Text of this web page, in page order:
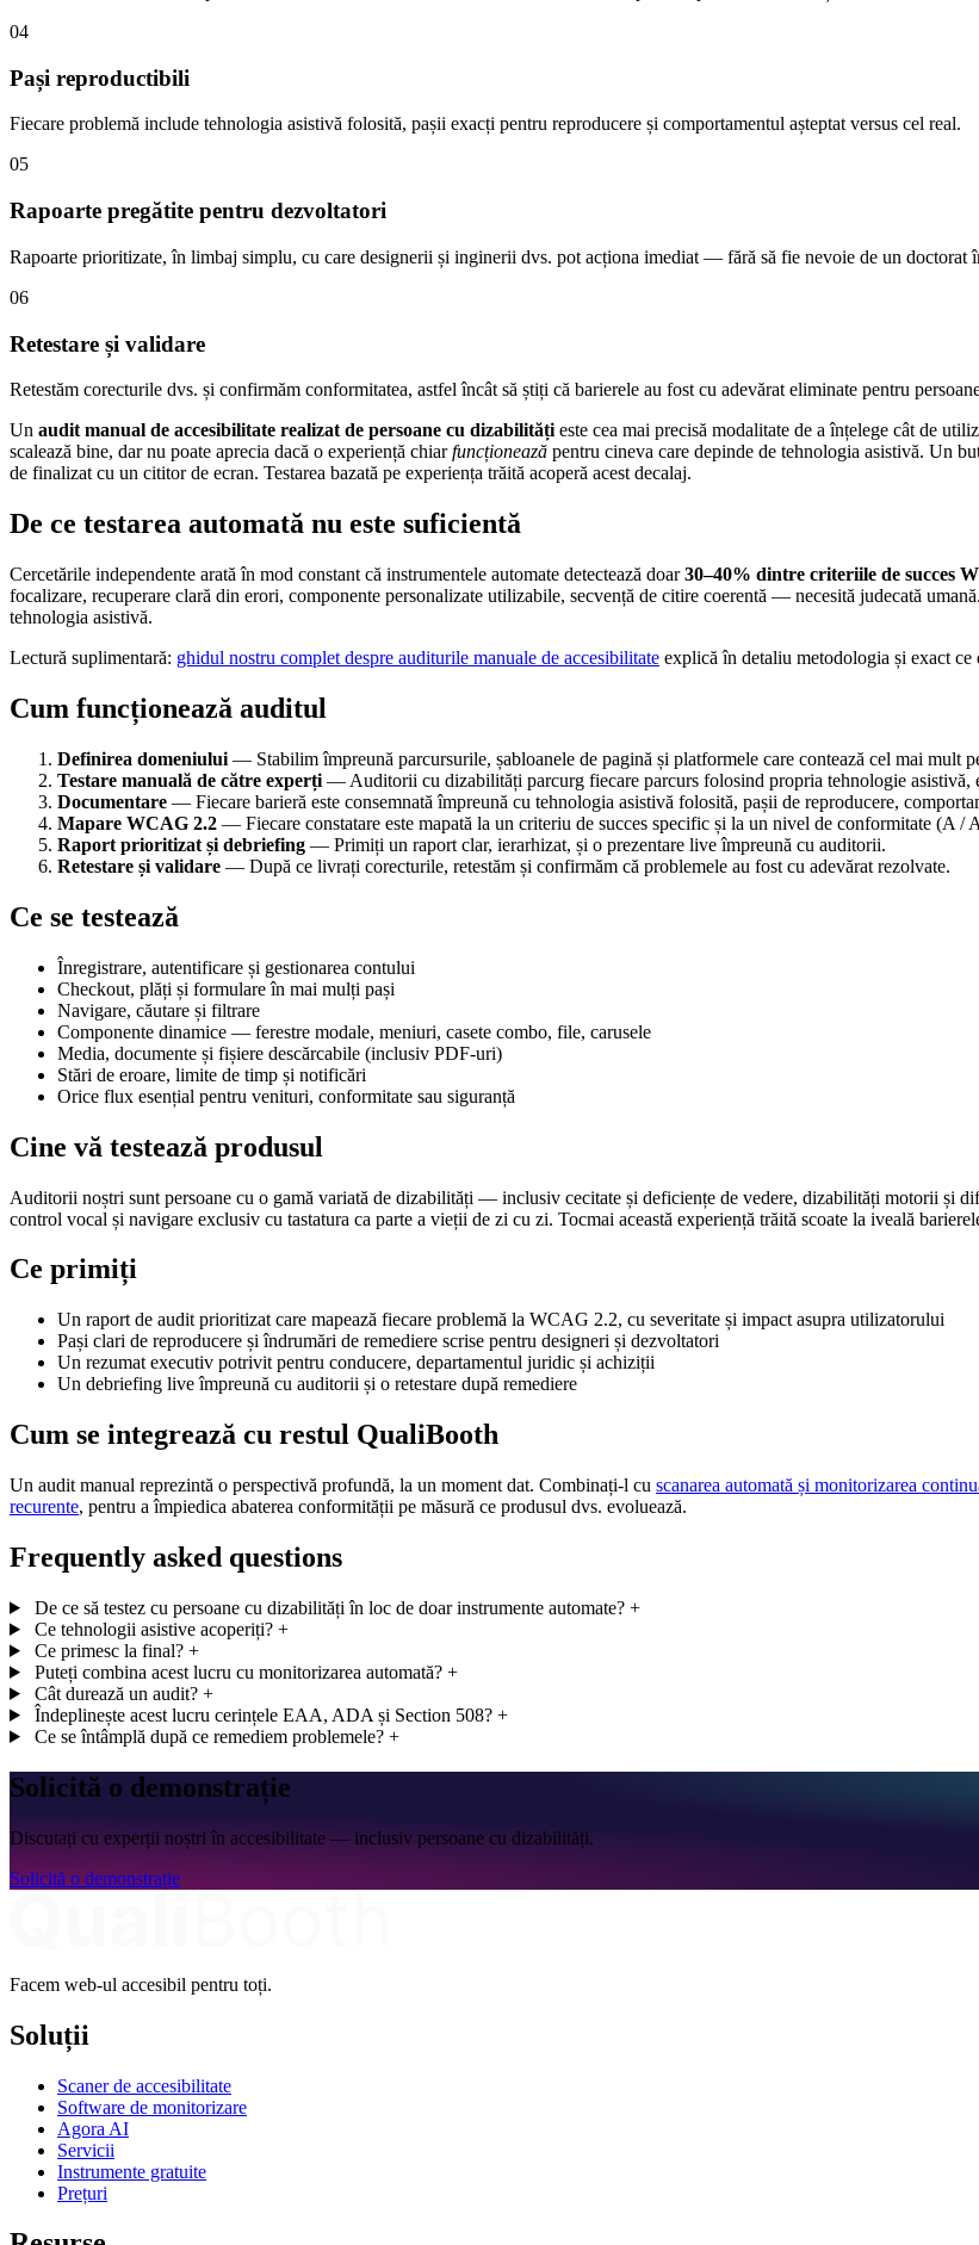
04
Pași reproductibili
Fiecare problemă include tehnologia asistivă folosită, pașii exacți pentru reproducere și comportamentul așteptat versus cel real.
05
Rapoarte pregătite pentru dezvoltatori
Rapoarte prioritizate, în limbaj simplu, cu care designerii și inginerii dvs. pot acționa imediat — fără să fie nevoie de un doctorat
06
Retestare și validare
Retestăm corecturile dvs. și confirmăm conformitatea, astfel încât să știți că barierele au fost cu adevărat eliminate pentru
Un audit manual de accesibilitate realizat de persoane cu dizabilități este cea mai precisă modalitate de a înțelege cât de
scalează bine, dar nu poate aprecia dacă o experiență chiarfuncționează pentru cineva care depinde de tehnologia asistivă. Un
de finalizat cu un cititor de ecran. Testarea bazată pe experiența trăită acoperă acest decalaj.
De ce testarea automată nu este suficientă
Cercetările independente arată în mod constant că instrumentele automate detectează doar30–40% dintre criteriile de succes
focalizare, recuperare clară din erori, componente personalizate utilizabile, secvență de citire coerentă — necesită judecată
tehnologia asistivă.
Lectură suplimentară: ghidul nostru complet despre auditurile manuale de accesibilitate explică în detaliu metodologia și exact ce
Cum funcționează auditul
Definirea domeniului — Stabilim împreună parcursurile, șabloanele de pagină și platformele care contează cel mai mult
Testare manuală de către experți — Auditorii cu dizabilități parcurg fiecare parcurs folosind propria tehnologie asistivă,
Documentare — Fiecare barieră este consemnată împreună cu tehnologia asistivă folosită, pașii de reproducere,
Mapare WCAG 2.2 — Fiecare constatare este mapată la un criteriu de succes specific și la un nivel de conformitate (A
Raport prioritizat și debriefing — Primiți un raport clar, ierarhizat, și o prezentare live împreună cu auditorii.
Retestare și validare — După ce livrați corecturile, retestăm și confirmăm că problemele au fost cu adevărat rezolvate.
Ce se testează
Înregistrare, autentificare și gestionarea contului
Checkout, plăți și formulare în mai mulți pași
Navigare, căutare și filtrare
Componente dinamice — ferestre modale, meniuri, casete combo, file, carusele
Media, documente și fișiere descărcabile (inclusiv PDF-uri)
Stări de eroare, limite de timp și notificări
Orice flux esențial pentru venituri, conformitate sau siguranță
Cine vă testează produsul
Auditorii noștri sunt persoane cu o gamă variată de dizabilități — inclusiv cecitate și deficiențe de vedere, dizabilități motorii și
control vocal și navigare exclusiv cu tastatura ca parte a vieții de zi cu zi. Tocmai această experiență trăită scoate la iveală
Ce primiți
Un raport de audit prioritizat care mapează fiecare problemă la WCAG 2.2, cu severitate și impact asupra utilizatorului
Pași clari de reproducere și îndrumări de remediere scrise pentru designeri și dezvoltatori
Un rezumat executiv potrivit pentru conducere, departamentul juridic și achiziții
Un debriefing live împreună cu auditorii și o retestare după remediere
Cum se integrează cu restul QualiBooth
Un audit manual reprezintă o perspectivă profundă, la un moment dat. Combinați-l cu scanarea automată și monitorizarea
recurente, pentru a împiedica abaterea conformității pe măsură ce produsul dvs. evoluează.
Frequently asked questions
De ce să testez cu persoane cu dizabilități în loc de doar instrumente automate? +
Ce tehnologii asistive acoperiți? +
Ce primesc la final? +
Puteți combina acest lucru cu monitorizarea automată? +
Cât durează un audit? +
Îndeplinește acest lucru cerințele EAA, ADA și Section 508? +
Ce se întâmplă după ce remediem problemele? +
Solicită o demonstrație
Discutați cu experții noștri în accesibilitate — inclusiv persoane cu dizabilități.
Solicită o demonstrație
Facem web-ul accesibil pentru toți.
Soluții
Scaner de accesibilitate
Software de monitorizare
Agora AI
Servicii
Instrumente gratuite
Prețuri